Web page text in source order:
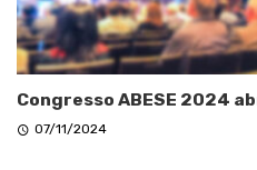
Congresso ABESE 2024
07/11/2024